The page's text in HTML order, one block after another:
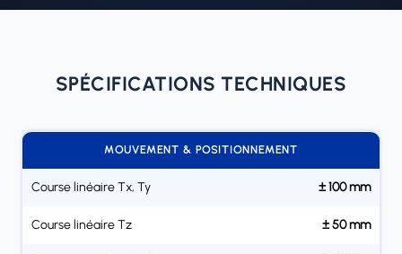
SPÉCIFICATIONS TECHNIQUES
MOUVEMENT & POSITIONNEMENT
Course linéaire Tx, Ty ± 100 mm
Course linéaire Tz ± 50 mm